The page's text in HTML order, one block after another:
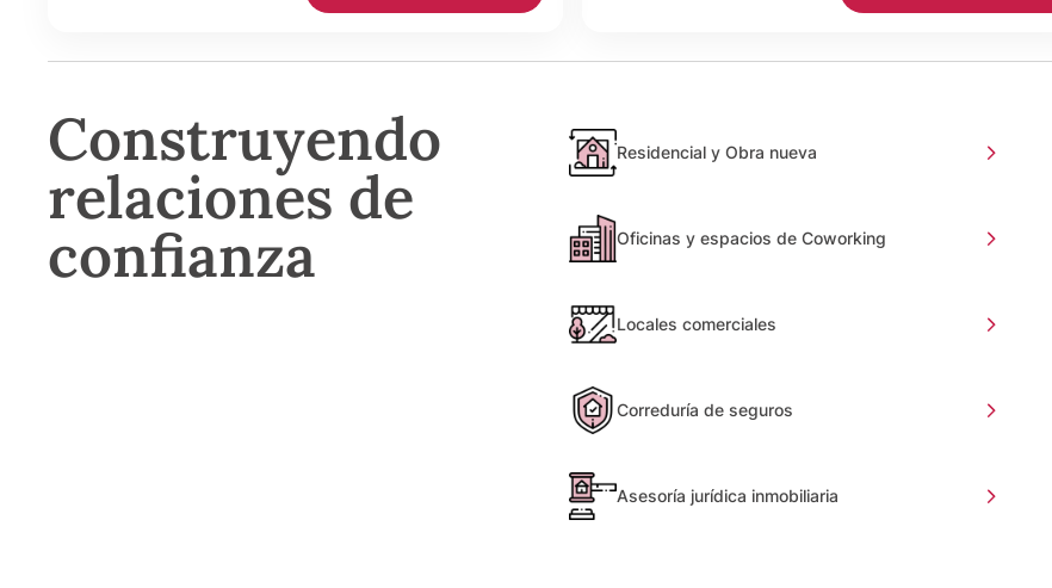
Construyendo
relaciones de
confianza
Residencial y Obra nueva
Oficinas y espacios de Coworking
Locales comerciales
Correduría de seguros
Asesoría jurídica inmobiliaria